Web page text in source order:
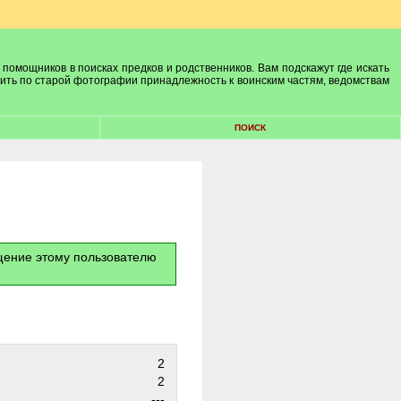
в поисках предков и родственников. Вам подскажут где искать
по старой фотографии принадлежность к воинским частям, ведомствам
ПОИСК
этому пользователю
2
2